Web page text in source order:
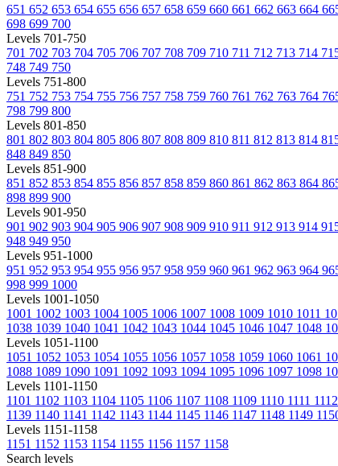
651 652 653 654 655 656 657 658 659 660 661 662 663 664
698 699 700
Levels 701-750
701 702 703 704 705 706 707 708 709 710 711 712 713 714
748 749 750
Levels 751-800
751 752 753 754 755 756 757 758 759 760 761 762 763 764
798 799 800
Levels 801-850
801 802 803 804 805 806 807 808 809 810 811 812 813 814
848 849 850
Levels 851-900
851 852 853 854 855 856 857 858 859 860 861 862 863 864
898 899 900
Levels 901-950
901 902 903 904 905 906 907 908 909 910 911 912 913 914
948 949 950
Levels 951-1000
951 952 953 954 955 956 957 958 959 960 961 962 963 964
998 999 1000
Levels 1001-1050
1001 1002 1003 1004 1005 1006 1007 1008 1009 1010 1011
1038 1039 1040 1041 1042 1043 1044 1045 1046 1047 1048
Levels 1051-1100
1051 1052 1053 1054 1055 1056 1057 1058 1059 1060 1061
1088 1089 1090 1091 1092 1093 1094 1095 1096 1097 1098
Levels 1101-1150
1101 1102 1103 1104 1105 1106 1107 1108 1109 1110 1111 1112
1139 1140 1141 1142 1143 1144 1145 1146 1147 1148 1149
Levels 1151-1158
1151 1152 1153 1154 1155 1156 1157 1158
Search levels